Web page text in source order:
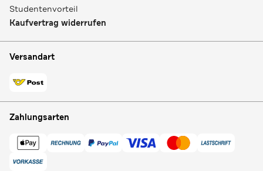
Studentenvorteil
Kaufvertrag widerrufen
Versandart
Zahlungsarten